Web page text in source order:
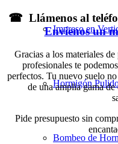
Impreso en
Hormigón
Bombeo de
☎ Llámenos al
Envíenos un
Gracias a los materiales
profesionales te
perfectos. Tu nuevo suelo
de una amplia gama
Pide presupuesto sin